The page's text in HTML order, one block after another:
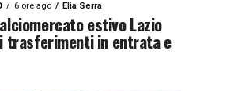
6 ore ago Elia Serra
estivo Lazio
trasferimenti in entrata e